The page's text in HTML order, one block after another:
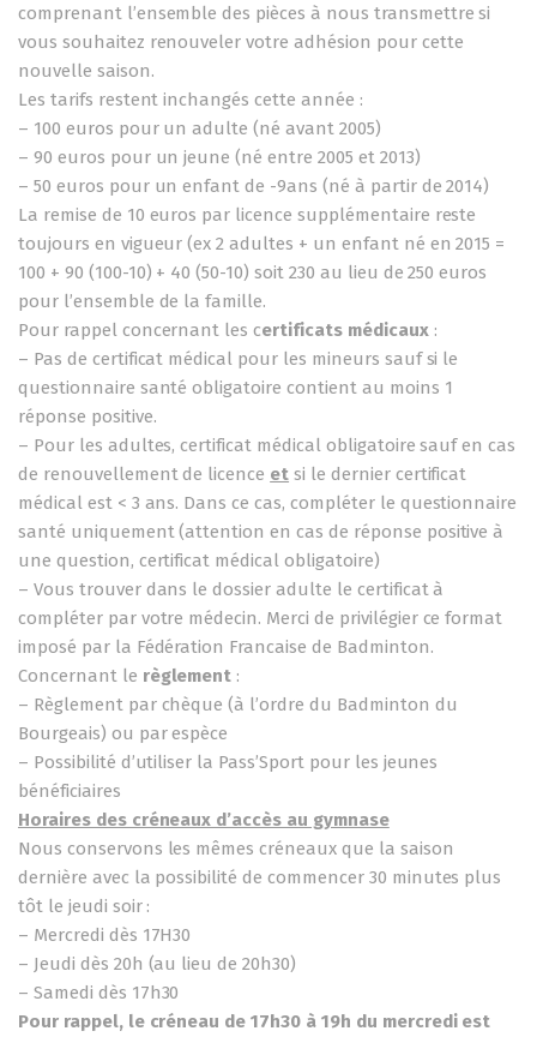
comprenant l’ensemble des pièces à nous transmettre si
vous souhaitez renouveler votre adhésion pour cette
nouvelle saison.
Les tarifs restent inchangés cette année :
– 100 euros pour un adulte (né avant 2005)
– 90 euros pour un jeune (né entre 2005 et 2013)
– 50 euros pour un enfant de -9ans (né à partir de 2014)
La remise de 10 euros par licence supplémentaire reste
toujours en vigueur (ex 2 adultes + un enfant né en 2015 =
100 + 90 (100-10) + 40 (50-10) soit 230 au lieu de 250 euros
pour l’ensemble de la famille.
Pour rappel concernant les certificats médicaux:
– Pas de certificat médical pour les mineurs sauf si le
questionnaire santé obligatoire contient au moins 1
réponse positive.
– Pour les adultes, certificat médical obligatoire sauf en cas
de renouvellement de licence et si le dernier certificat
médical est < 3 ans. Dans ce cas, compléter le questionnaire
santé uniquement (attention en cas de réponse positive à
une question, certificat médical obligatoire)
– Vous trouver dans le dossier adulte le certificat à
compléter par votre médecin. Merci de privilégier ce format
imposé par la Fédération Francaise de Badminton.
Concernant le règlement :
– Règlement par chèque (à l’ordre du Badminton du
Bourgeais) ou par espèce
– Possibilité d’utiliser la Pass’Sport pour les jeunes
bénéficiaires
Horaires des créneaux d’accès au gymnase
Nous conservons les mêmes créneaux que la saison
dernière avec la possibilité de commencer 30 minutes plus
tôt le jeudi soir :
– Mercredi dès 17H30
– Jeudi dès 20h (au lieu de 20h30)
– Samedi dès 17h30
Pour rappel, le créneau de 17h30 à 19h du mercredi est